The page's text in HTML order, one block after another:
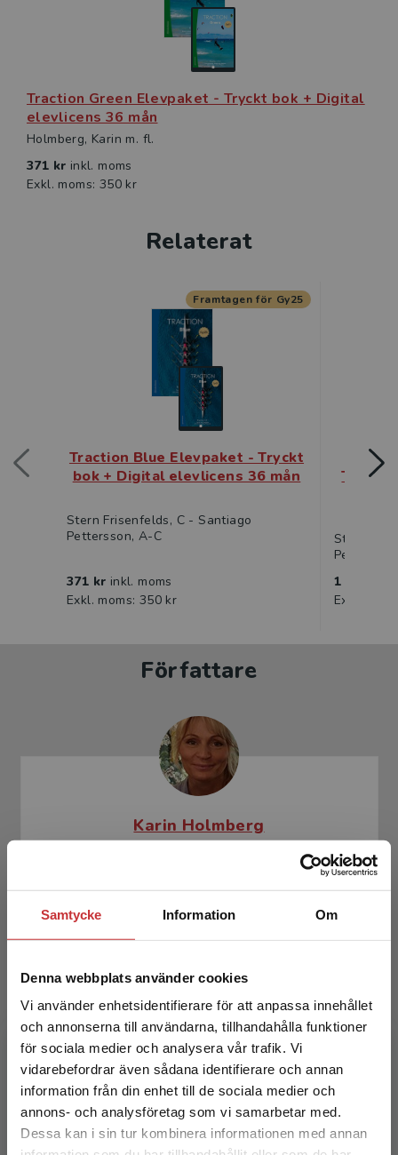
Samtycke Information Om
Denna webbplats använder cookies
Vi använder enhetsidentifierare för att anpassa innehållet
och annonserna till användarna, tillhandahålla funktioner
för sociala medier och analysera vår trafik. Vi
vidarebefordrar även sådana identifierare och annan
information från din enhet till de sociala medier och
annons- och analysföretag som vi samarbetar med.
Dessa kan i sin tur kombinera informationen med annan
Begränsad fraktregion
Traction Green Elevpaket - Tryckt bok + Digital
elevlicens 36 mån
Holmberg, Karin m. fl.
371 kr inkl. moms
Exkl. moms: 350 kr
Relaterat
Traction Blue Elevpaket - Tryckt
bok + Digital elevlicens 36 mån
Stern Frisenfelds, C - Santiago
Pettersson, A-C
371 kr inkl. moms
Exkl. moms: 350 kr
Kommande
Framtagen för Gy25
Tryckt
Stern
1 039 kr
Exkl.
Författare
Karin Holmberg
vetenskapsjournalist och gymnasielärare i
svenska-engelska. Hon är aktiv
Annevi Pihlsgård